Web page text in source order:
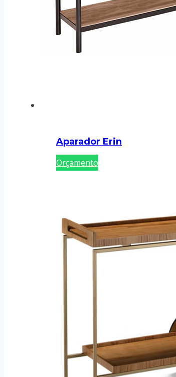
Aparador Erin
Orçamento